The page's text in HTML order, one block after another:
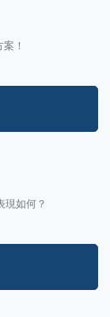
！
現如何？